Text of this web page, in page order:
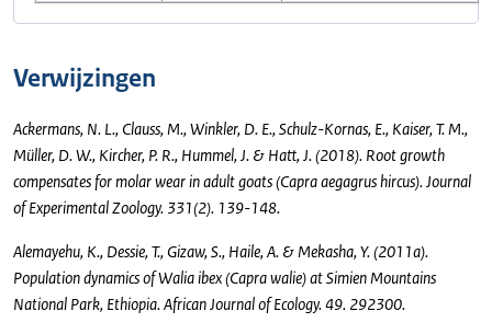
Verwijzingen
Ackermans, N. L., Clauss, M., Winkler, D. E., Schulz-Kornas, E., Kaiser, T. M.,
Müller, D. W., Kircher, P. R., Hummel, J. & Hatt, J. (2018). Root growth
compensates for molar wear in adult goats (Capra aegagrus hircus). Journal
of Experimental Zoology. 331(2). 139-148.
Alemayehu, K., Dessie, T., Gizaw, S., Haile, A. & Mekasha, Y. (2011a).
Population dynamics of Walia ibex (Capra walie) at Simien Mountains
National Park, Ethiopia. African Journal of Ecology. 49. 292300.